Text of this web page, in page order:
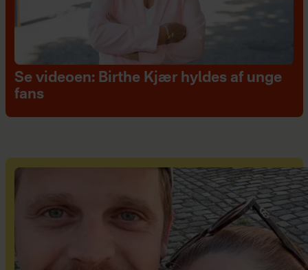
Se videoen: Birthe Kjær hyldes af unge
fans